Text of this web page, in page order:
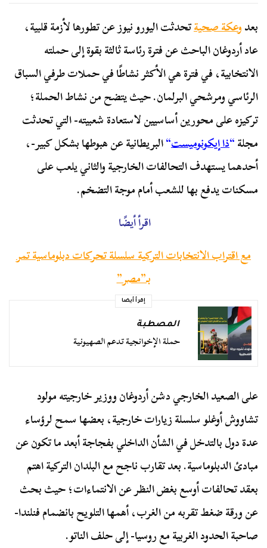
بعدوعكة صحيةتحدثت اليورو نيوز عن تطورها لأزمة قلبية،
عاد أردوغان الباحث عن فترة رئاسة ثالثة بقوة إلى حملته
الانتخابية، في فترة هي الأكثر نشاطًا في حملات طرفي السباق
الرئاسي ومرشحي البرلمان. حيث يتضح من نشاط الحملة؛
تركيزه على محورين أساسيين لاستعادة شعبيته- التي تحدثت
مجلة“ذا إيكونوميست“البريطانية عن هبوطها بشكل كبير-،
أحدهما يستهدف التحالفات الخارجية والثاني يلعب على
مسكنات يدفع بها للشعب أمام موجة التضخم.
اقرأ أيضًا
مع اقتراب الانتخابات التركية سلسلة تحركات دبلوماسية تمر
بـ”مصر”
إقرأ أيضا
المصطبة
حملة الإخوانجية تدعم الصهيونية
على الصعيد الخارجي دشن أردوغان ووزير خارجيته مولود
تشاووش أوغلو سلسلة زيارات خارجية، بعضها سمح لرؤساء
عدة دول بالتدخل في الشأن الداخلي بفجاجة أبعد ما تكون عن
مبادئ الدبلوماسية. بعد تقارب ناجح مع البلدان التركية اهتم
بعقد تحالفات أوسع بغض النظر عن الانتماءات؛ حيث بحث
عن ورقة ضغط تقربه من الغرب، أهمها التلويح بانضمام فنلندا-
صاحبة الحدود الغربية مع روسيا- إلى حلف الناتو.